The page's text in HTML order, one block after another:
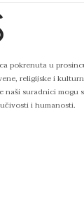
pokrenuta u
religijske i
naši suradnici
i humanosti.